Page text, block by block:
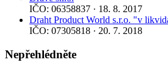
IČO: 06358837 · 18. 8. 2017
Draht Product World s.r.o. "v
IČO: 07305818 · 20. 7. 2018
Nepřehlédněte